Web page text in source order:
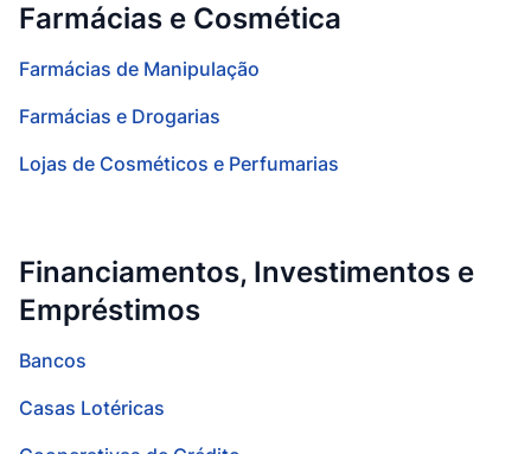
Farmácias e Cosmética
Farmácias de Manipulação
Farmácias e Drogarias
Lojas de Cosméticos e Perfumarias
Financiamentos, Investimentos e
Empréstimos
Bancos
Casas Lotéricas